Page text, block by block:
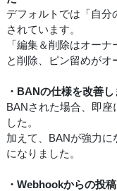
デフォルトでは「自分
されています。
「編集＆削除はオー
と削除、ピン留めがオ
・BANの仕様を改善し
BANされた場合、即座
した。
加えて、BANが強力に
になりました。
・Webhookからの投